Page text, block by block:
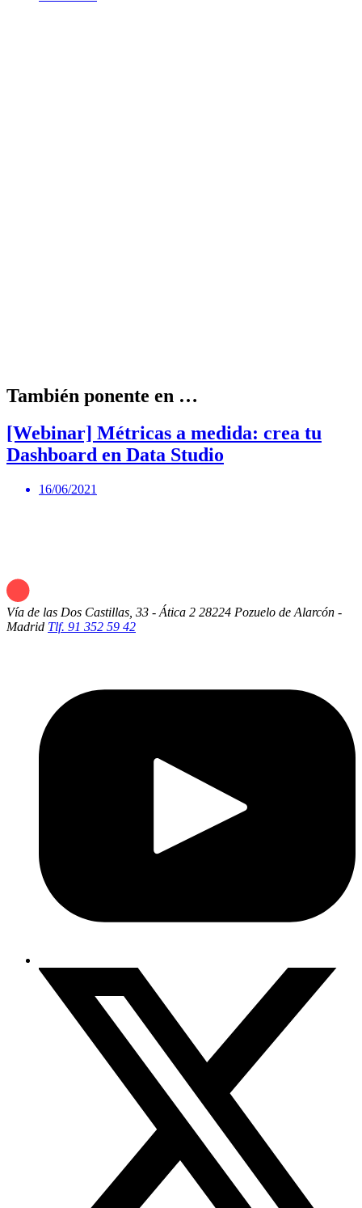
También ponente en …
[Webinar] Métricas a medida: crea tu
Dashboard en Data Studio
16/06/2021
Vía de las Dos Castillas, 33 - Ática 2 28224 Pozuelo de Alarcón -
Madrid Tlf. 91 352 59 42